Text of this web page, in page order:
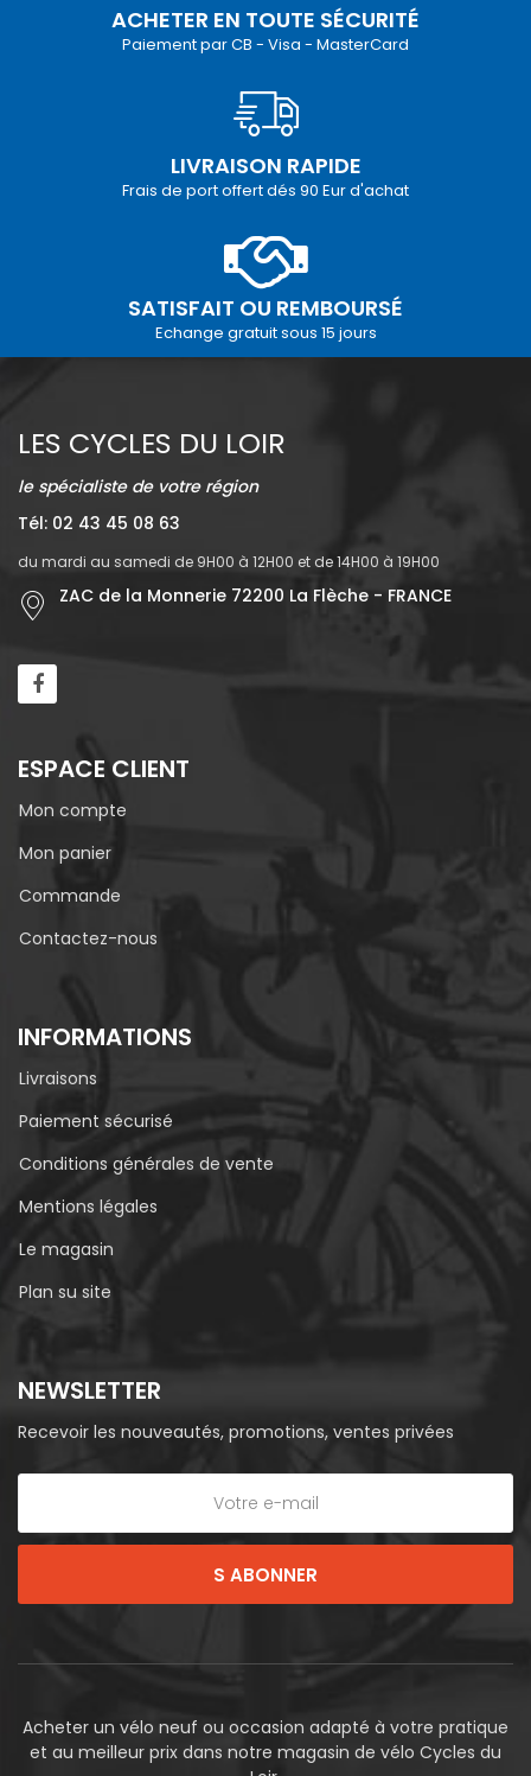
ACHETER EN TOUTE SÉCURITÉ
Paiement par CB - Visa - MasterCard
LIVRAISON RAPIDE
Frais de port offert dés 90 Eur d'achat
SATISFAIT OU REMBOURSÉ
Echange gratuit sous 15 jours
LES CYCLES DU LOIR
le spécialiste de votre région
Tél: 02 43 45 08 63
du mardi au samedi de 9H00 à 12H00 et de 14H00 à 19H00
ZAC de la Monnerie 72200 La Flèche - FRANCE
ESPACE CLIENT
Mon compte
Mon panier
Commande
Contactez-nous
INFORMATIONS
Livraisons
Paiement sécurisé
Conditions générales de vente
Mentions légales
Le magasin
Plan su site
NEWSLETTER
Recevoir les nouveautés, promotions, ventes privées
S ABONNER
Acheter un vélo neuf ou occasion adapté à votre pratique
et au meilleur prix dans notre magasin de vélo Cycles du